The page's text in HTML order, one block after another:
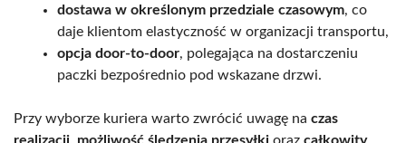
dostawa w określonym przedziale czasowym, co
daje klientom elastyczność w organizacji transportu,
opcja door-to-door, polegająca na dostarczeniu
paczki bezpośrednio pod wskazane drzwi.
Przy wyborze kuriera warto zwrócić uwagę na czas